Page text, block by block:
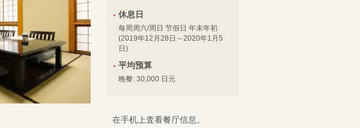
休息日
每周周六/周日 节假日 年末年初
(2019年12月28日～2020年1月5
日)
平均预算
晚餐: 30,000 日元
在手机上査看餐厅信息。